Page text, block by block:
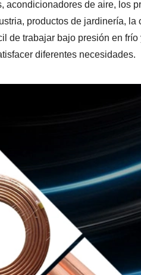
acondicionadores de aire, los
productos de jardinería,
de trabajar bajo presión en
diferentes necesidades.